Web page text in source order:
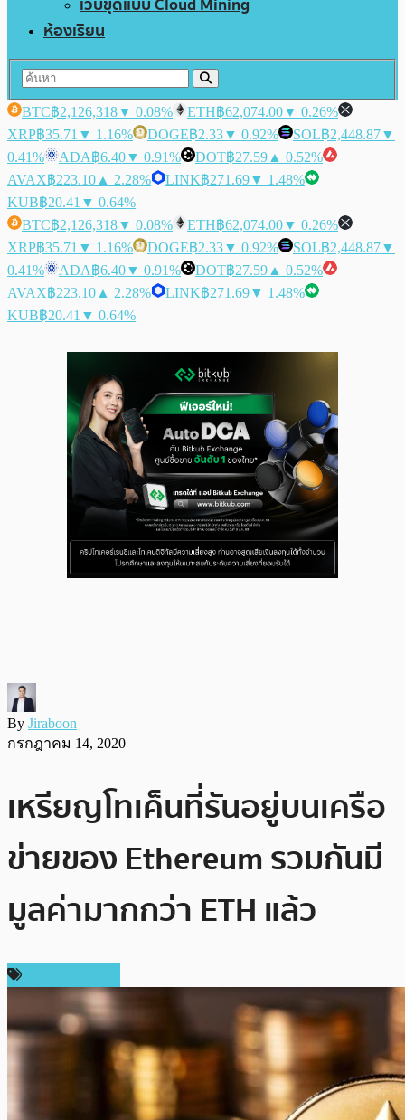
ห้องเรียน
BTC฿2,126,318▼ 0.08% ETH฿62,074.00▼ 0.26%
XRP฿35.71 ▼ 1.16% DOGE฿2.33▼ 0.92% SOL฿2,448.87▼
0.41%
ADA฿6.40▼ 0.91% DOT฿27.59 ▲ 0.52%
AVAX฿223.10 ▲ 2.28% LINK฿271.69▼ 1.48%
KUB฿20.41 ▼ 0.64%
BTC฿2,126,318▼ 0.08% ETH฿62,074.00▼ 0.26%
XRP฿35.71 ▼ 1.16% DOGE฿2.33▼ 0.92% SOL฿2,448.87▼
0.41%
ADA฿6.40▼ 0.91% DOT฿27.59 ▲ 0.52%
AVAX฿223.10 ▲ 2.28% LINK฿271.69▼ 1.48%
KUB฿20.41 ▼ 0.64%
By Jiraboon
กรกฎาคม 14, 2020
เหรียญโทเค็นที่รันอยู่บนเครือ
ข่ายของ Ethereum รวมกันมี
มูลค่ามากกว่า ETH แล้ว